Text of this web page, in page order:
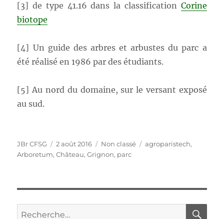
[3] de type 41.16 dans la classification Corine
biotope
[4] Un guide des arbres et arbustes du parc a
été réalisé en 1986 par des étudiants.
[5] Au nord du domaine, sur le versant exposé
au sud.
Auteur
JBr CFSG
Publié
le
2 août 2016 Catégories
Non classé Étiquettes
agroparistech,
Arboretum,Château,Grignon, parc
Recherche